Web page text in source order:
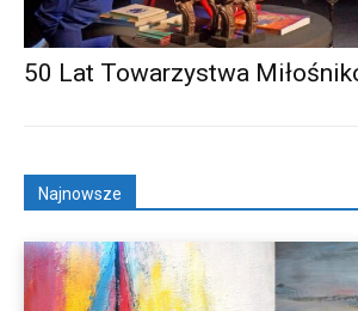
50 Lat Towarzystwa
Najnowsze